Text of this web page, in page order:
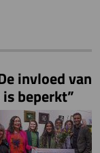
invloed van
beperkt”